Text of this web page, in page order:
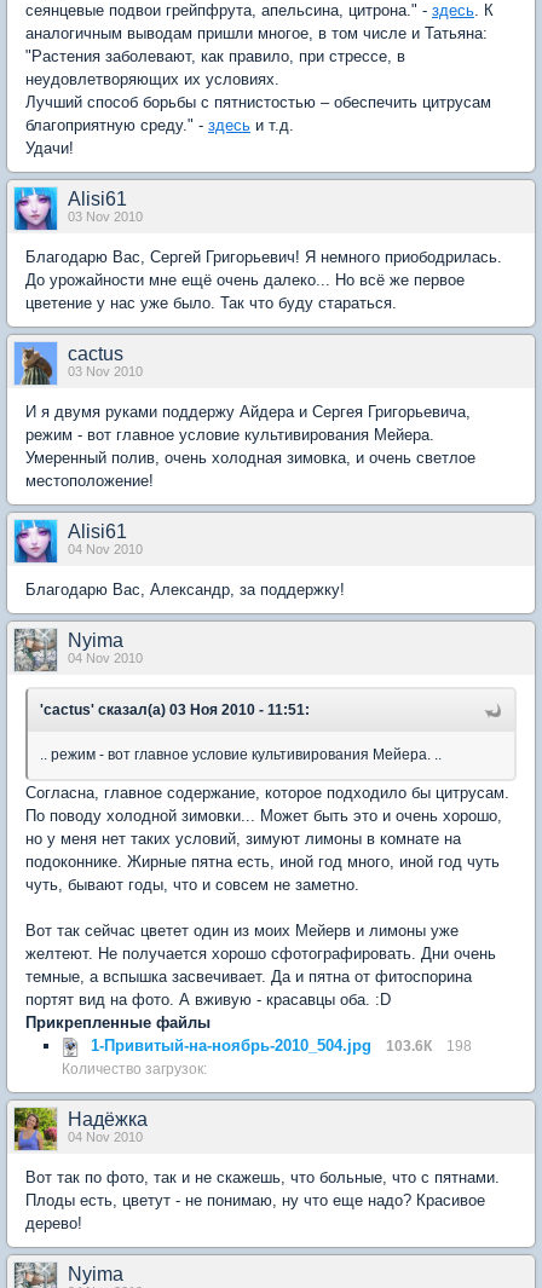
сеянцевые подвои грейпфрута, апельсина, цитрона." - здесь. К
аналогичным выводам пришли многое, в том числе и Татьяна:
"Растения заболевают, как правило, при стрессе, в
неудовлетворяющих их условиях.
Лучший способ борьбы с пятнистостью – обеспечить цитрусам
благоприятную среду." - здесь и т.д.
Удачи!
Alisi61
03 Nov 2010
Благодарю Вас, Сергей Григорьевич! Я немного приободрилась.
До урожайности мне ещё очень далеко... Но всё же первое
цветение у нас уже было. Так что буду стараться.
cactus
03 Nov 2010
И я двумя руками поддержу Айдера и Сергея Григорьевича,
режим - вот главное условие культивирования Мейера.
Умеренный полив, очень холодная зимовка, и очень светлое
местоположение!
Alisi61
04 Nov 2010
Благодарю Вас, Александр, за поддержку!
Nyima
04 Nov 2010
'cactus' сказал(а) 03 Ноя 2010 - 11:51:
.. режим - вот главное условие культивирования Мейера. ..
Согласна, главное содержание, которое подходило бы цитрусам.
По поводу холодной зимовки... Может быть это и очень хорошо,
но у меня нет таких условий, зимуют лимоны в комнате на
подоконнике. Жирные пятна есть, иной год много, иной год чуть
чуть, бывают годы, что и совсем не заметно.
Вот так сейчас цветет один из моих Мейерв и лимоны уже
желтеют. Не получается хорошо сфотографировать. Дни очень
темные, а вспышка засвечивает. Да и пятна от фитоспорина
портят вид на фото. А вживую - красавцы оба. :D
Прикрепленные файлы
1-Привитый-на-ноябрь-2010_504.jpg
103.6К
198
Количество загрузок:
Надёжка
04 Nov 2010
Вот так по фото, так и не скажешь, что больные, что с пятнами.
Плоды есть, цветут - не понимаю, ну что еще надо? Красивое
дерево!
Nyima